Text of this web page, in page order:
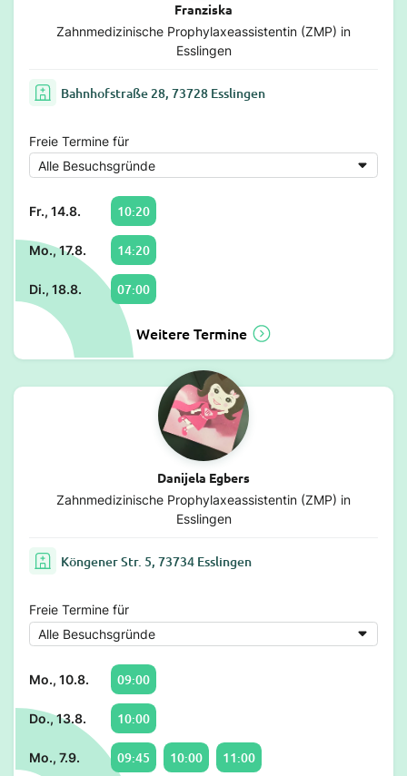
Franziska
Zahnmedizinische Prophylaxeassistentin (ZMP) in
Esslingen
Bahnhofstraße 28, 73728 Esslingen
Freie Termine für
Fr., 14.8. 10:20
Mo., 17.8. 14:20
Di., 18.8. 07:00
Weitere Termine
Danijela Egbers
Zahnmedizinische Prophylaxeassistentin (ZMP) in
Esslingen
Köngener Str. 5, 73734 Esslingen
Freie Termine für
Mo., 10.8. 09:00
Do., 13.8. 10:00
Mo., 7.9. 09:45 10:00 11:00